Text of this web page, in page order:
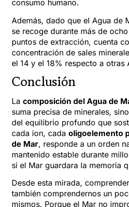
consumo humano.
Además, dado que el Agua de
se recoge durante más de
puntos de extracción, cuenta
concentración de sales
el 14 y el 18% respecto a otras
Conclusión
La composición del Agua de
suma precisa de minerales,
del equilibrio profundo que
cada ion, cada oligoelemento
de Mar, responde a un orden
mantenido estable durante
si el Mar guardara la memoria
Desde esta mirada,
también comprendernos un
mismos. Porque el Mar no